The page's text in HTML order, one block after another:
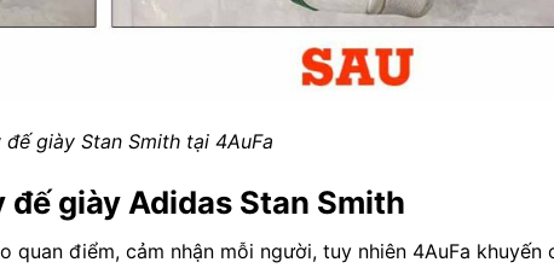
đế giày Stan Smith tại 4AuFa
giày Adidas Stan Smith
quan điểm, cảm nhận mỗi người, tuy nhiên 4AuFa khuyến